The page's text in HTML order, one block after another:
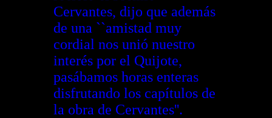
Cervantes, dijo que además
de una ``amistad muy
cordial nos unió nuestro
interés por el Quijote,
pasábamos horas enteras
disfrutando los capítulos de
la obra de Cervantes''.